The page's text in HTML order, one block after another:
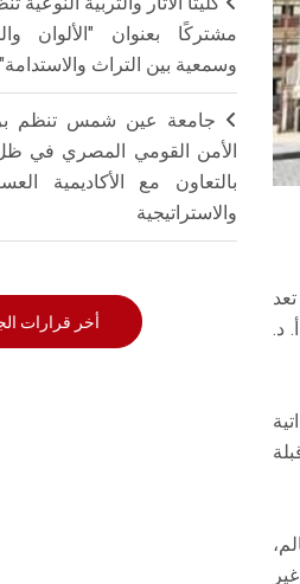
د.
مشتركًا بعنوان "الألوان
وسمعية بين التراث والاستدامة"
جامعة عين شمس تنظم
الأمن القومي المصري في
بالتعاون مع الأكاديمية
والاستراتيجية
أخر قرارات